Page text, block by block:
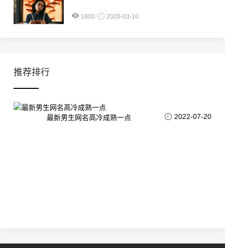
1800 2026-03-10
推荐排行
最新男生网名高冷成熟一点 2022-07-20